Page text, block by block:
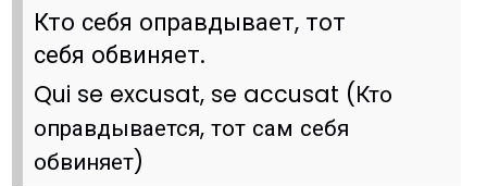
Кто себя оправдывает, тот
себя обвиняет.
Qui se excusat, se accusat (Кто
оправдывается, тот сам себя
обвиняет)